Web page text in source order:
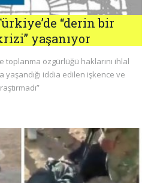
“derin bir
yaşanıyor
toplanma özgürlüğü haklarını ihlal
yaşandığı iddia edilen işkence ve